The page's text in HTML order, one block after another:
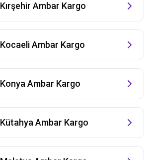
Kırşehir Ambar Kargo
KocaeliAmbar Kargo
Konya Ambar Kargo
Kütahya Ambar Kargo